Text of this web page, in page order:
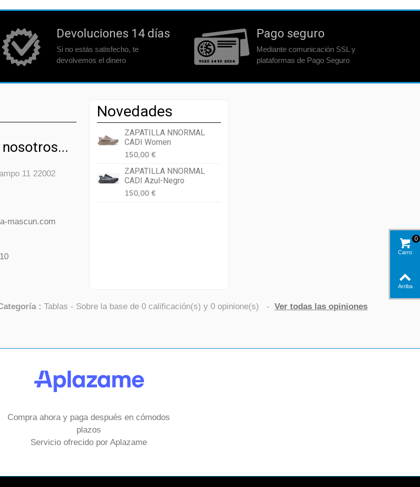
Devoluciones 14 días
Si no estás satisfecho, te
devolvemos el dinero
Pago seguro
Mediante comunicación SSL y
plataformas de Pago Seguro
11 22002
mascun.com
Novedades
ZAPATILLA NNORMAL
CADI Women
150,00 €
ZAPATILLA NNORMAL
CADI Azul-Negro
150,00 €
: Tablas - Sobre la base de 0 calificación(s) y 0 opinione(s) - Ver todas las opiniones
Compra ahora y paga después en cómodos
plazos
Servicio ofrecido por Aplazame
Carro
0
Arriba